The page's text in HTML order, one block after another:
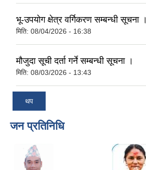
भू-उपयोग क्षेत्र वर्गिकरण सम्बन्धी सूचना ।
मिति: 08/04/2026 - 16:38
मौजुदा सूची दर्ता गर्ने सम्बन्धी सूचना ।
मिति: 08/03/2026 - 13:43
थप
जन प्रतिनिधि